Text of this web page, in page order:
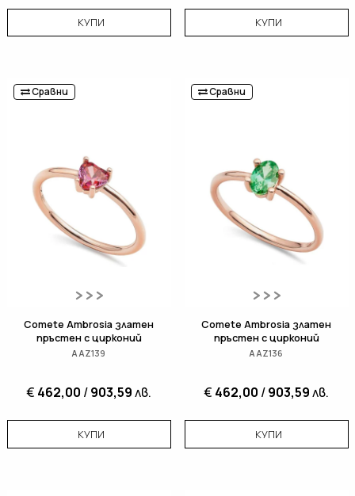
КУПИ КУПИ
Сравни
Comete Ambrosia златен
пръстен с цирконий
AAZ139
€ 462,00 /903,59лв.
КУПИ
Сравни
Comete Ambrosia златен
пръстен с цирконий
AAZ136
€ 462,00 /903,59лв.
КУПИ